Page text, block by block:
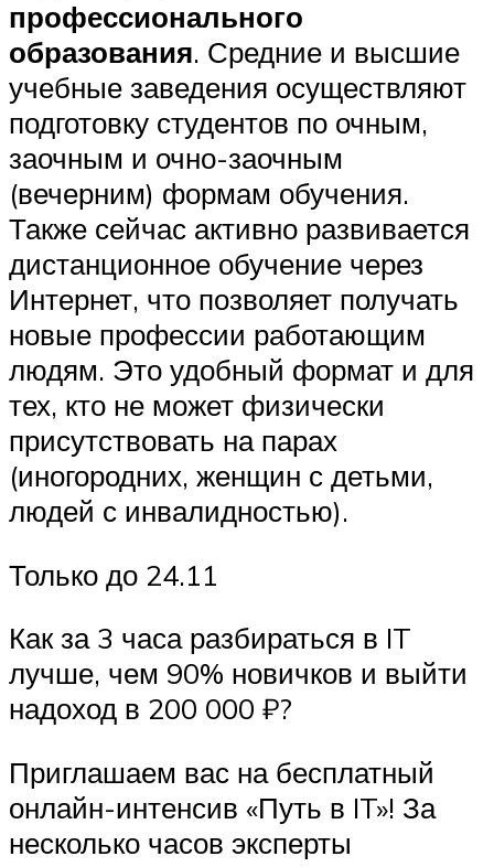
профессионального
образования. Средние и высшие
учебные заведения осуществляют
подготовку студентов по очным,
заочным и очно-заочным
(вечерним) формам обучения.
Также сейчас активно развивается
дистанционное обучение через
Интернет, что позволяет получать
новые профессии работающим
людям. Это удобный формат и для
тех, кто не может физически
присутствовать на парах
(иногородних, женщин с детьми,
людей с инвалидностью).
Только до 24.11
Как за 3 часа разбираться в IT
лучше, чем 90% новичков и выйти
надоход в 200 000 ₽?
Приглашаем вас на бесплатный
онлайн-интенсив «Путь в IT»! За
несколько часов эксперты